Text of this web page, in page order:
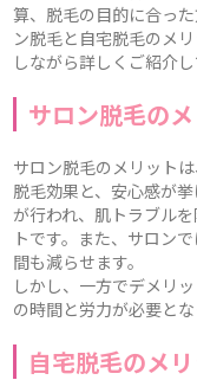
算、脱毛の目的に合っ
ン脱毛と自宅脱毛のメ
しながら詳しくご紹介し
サロン脱毛の
サロン脱毛のメリット
脱毛効果と、安心感が
が行われ、肌トラブル
トです。また、サロン
間も減らせます。
しかし、一方でデメリ
の時間と労力が必要とな
自宅脱毛のメ